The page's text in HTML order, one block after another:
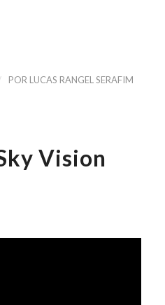
POR LUCAS RANGEL SERAFIM
Vision